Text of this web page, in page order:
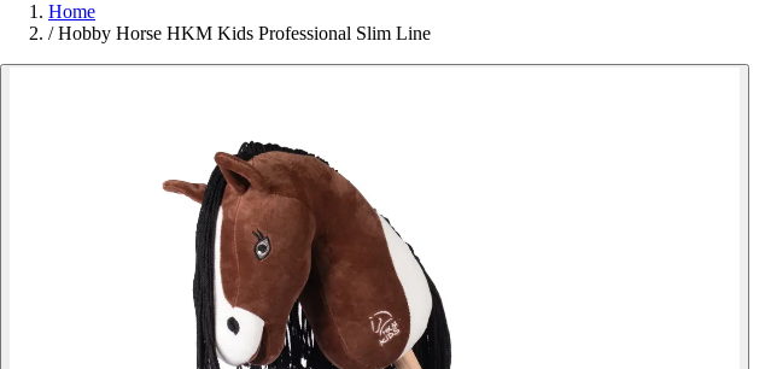
Home
/ Hobby Horse HKM Kids Professional Slim Line